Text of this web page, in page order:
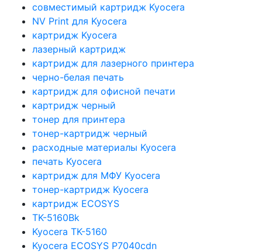
совместимый картридж Kyocera
NV Print для Kyocera
картридж Kyocera
лазерный картридж
картридж для лазерного принтера
черно-белая печать
картридж для офисной печати
картридж черный
тонер для принтера
тонер-картридж черный
расходные материалы Kyocera
печать Kyocera
картридж для МФУ Kyocera
тонер-картридж Kyocera
картридж ECOSYS
TK-5160Bk
Kyocera TK-5160
Kyocera ECOSYS P7040cdn